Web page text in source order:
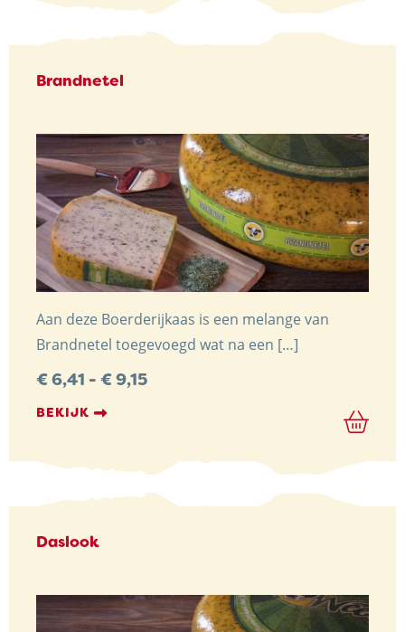
Trots op de Achterhoek! | © Kaasboerderij Weenink
2026 |Algemene voorwaarden|Verzending|
Privacybeleid
Brandnetel
Aan deze Boerderijkaas is een melange van
Brandnetel toegevoegd wat na een […]
€6,41 - €9,15Prijsklasse:
BEKIJK
Daslook